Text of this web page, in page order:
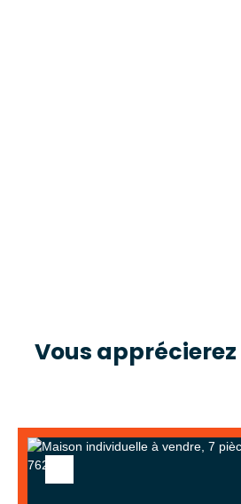
Vous apprécierez